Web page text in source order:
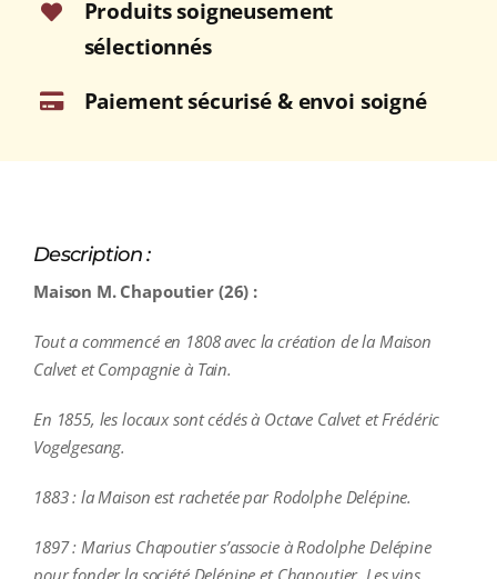
Produits soigneusement
sélectionnés
Paiement sécurisé & envoi soigné
Description :
Maison M. Chapoutier (26) :
Tout a commencé en 1808 avec la création de la Maison
Calvet et Compagnie à Tain.
En 1855, les locaux sont cédés à Octave Calvet et Frédéric
Vogelgesang.
1883 : la Maison est rachetée par Rodolphe Delépine.
1897 : Marius Chapoutier s’associe à Rodolphe Delépine